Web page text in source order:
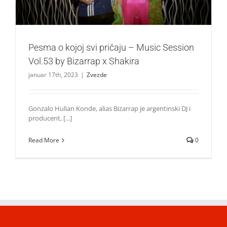
Pesma o kojoj svi pričaju – Music Session
Vol.53 by Bizarrap x Shakira
januar 17th, 2023 | Zvezde
Gonzalo Hulian Konde, alias Bizarrap je argentinski DJ i
producent, [...]
Read More 0